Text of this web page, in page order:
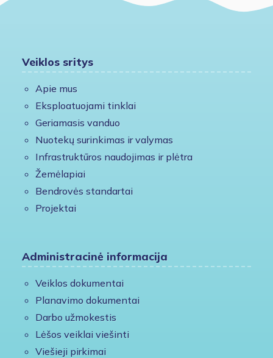
Veiklos sritys
Apie mus
Eksploatuojami tinklai
Geriamasis vanduo
Nuotekų surinkimas ir valymas
Infrastruktūros naudojimas ir plėtra
Žemėlapiai
Bendrovės standartai
Projektai
Administracinė informacija
Veiklos dokumentai
Planavimo dokumentai
Darbo užmokestis
Lėšos veiklai viešinti
Viešieji pirkimai